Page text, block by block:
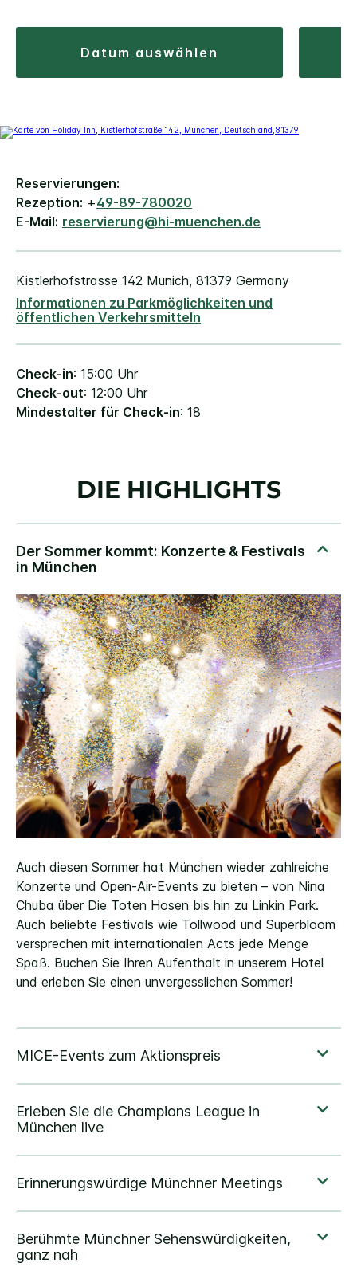
datum auswählen
Reservierungen:
Rezeption: +49-89-780020
E-Mail: reservierung@hi-muenchen.de
Kistlerhofstrasse 142 Munich, 81379 Germany
Informationen zu Parkmöglichkeiten und
öffentlichen Verkehrsmitteln
Check-in: 15:00 Uhr
Check-out: 12:00 Uhr
Mindestalter für Check-in: 18
DIE HIGHLIGHTS
Auch diesen Sommer hat München wieder zahlreiche
Konzerte und Open-Air-Events zu bieten – von Nina
Chuba über Die Toten Hosen bis hin zu Linkin Park.
Auch beliebte Festivals wie Tollwood und Superbloom
versprechen mit internationalen Acts jede Menge
Spaß. Buchen Sie Ihren Aufenthalt in unserem Hotel
und erleben Sie einen unvergesslichen Sommer!